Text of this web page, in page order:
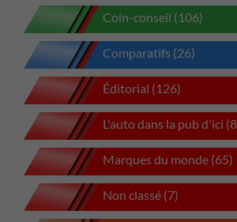
Coin-conseil (106)
Comparatifs (26)
Éditorial (126)
L'auto dans la pub d'ici
Marques du monde (65)
Non classé (7)